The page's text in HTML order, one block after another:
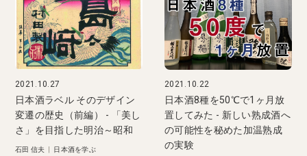
2021.10.27
日本酒ラベル そのデザイン
変遷の歴史（前編） - 「美し
さ」を目指した明治～昭和
石田 信夫 日本酒を学ぶ
2021.10.22
日本酒8種を50℃で1ヶ月放
置してみた - 新しい熟成酒へ
の可能性を秘めた加温熟成
の実験